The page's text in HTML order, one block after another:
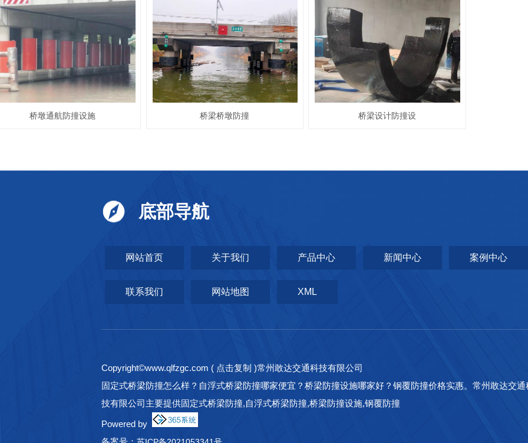
桥墩通航防撞设施 桥梁桥墩防撞 桥梁设计防撞设
底部导航
网站首页 关于我们 产品中心 新闻中心 案例中心
联系我们 网站地图 XML
Copyright©www.qlfzgc.com ( 点击复制 )常州敢达交通科技有限公司
固定式桥梁防撞怎么样？自浮式桥梁防撞哪家便宜？桥梁防撞设施哪家好？钢覆防撞价格实惠。常州敢达交通
技有限公司主要提供固定式桥梁防撞,自浮式桥梁防撞,桥梁防撞设施,钢覆防撞
Powered by